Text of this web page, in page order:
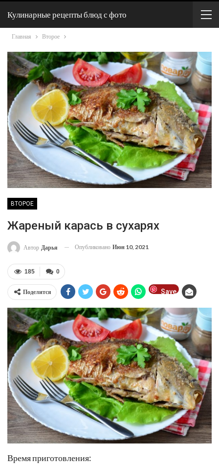
Кулинарные рецепты блюд с фото
Главная Второе
ВТОРОЕ
Жареный карась в сухарях
Автор Дарья Опубликовано Июн 10, 2021
0
185
Поделится Save
Время приготовления: